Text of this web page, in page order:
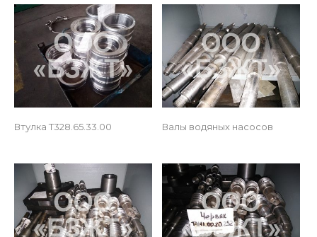
Втулка Т328.65.33.00 Валы водяных насосов